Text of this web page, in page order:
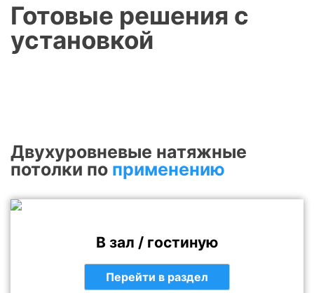
Готовые решения с
установкой
Двухуровневые натяжные
потолки по применению
В зал / гостиную
Перейти в раздел